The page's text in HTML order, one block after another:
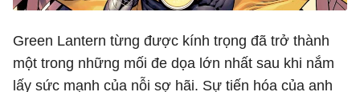
Green Lantern từng được kính trọng đã trở thành
một trong những mối đe dọa lớn nhất sau khi nắm
lấy sức mạnh của nỗi sợ hãi. Sự tiến hóa của anh